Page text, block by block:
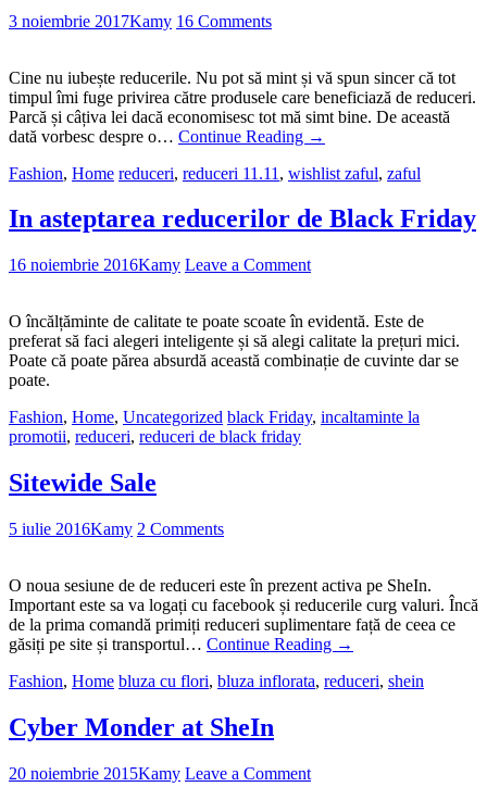
3 noiembrie 2017Kamy 16 Comments
Cine nu iubește reducerile. Nu pot să mint și vă spun sincer că tot
timpul îmi fuge privirea către produsele care beneficiază de reduceri.
Parcă și câțiva lei dacă economisesc tot mă simt bine. De această
dată vorbesc despre o… Continue Reading →
Fashion, Home reduceri, reduceri 11.11 , wishlist zaful, zaful
In asteptarea reducerilor de Black Friday
16 noiembrie 2016Kamy Leave a Comment
O încălțăminte de calitate te poate scoate în evidentă. Este de
preferat să faci alegeri inteligente și să alegi calitate la prețuri mici.
Poate că poate părea absurdă această combinație de cuvinte dar se
poate.
Fashion, Home, Uncategorized black Friday, incaltaminte la
promotii, reduceri, reduceri de black friday
Sitewide Sale
5 iulie 2016Kamy 2 Comments
O noua sesiune de de reduceri este în prezent activa pe SheIn.
Important este sa va logați cu facebook și reducerile curg valuri. Încă
de la prima comandă primiți reduceri suplimentare față de ceea ce
găsiți pe site și transportul… Continue Reading →
Fashion, Home bluza cu flori, bluza inflorata, reduceri, shein
Cyber Monder at SheIn
20 noiembrie 2015Kamy Leave a Comment